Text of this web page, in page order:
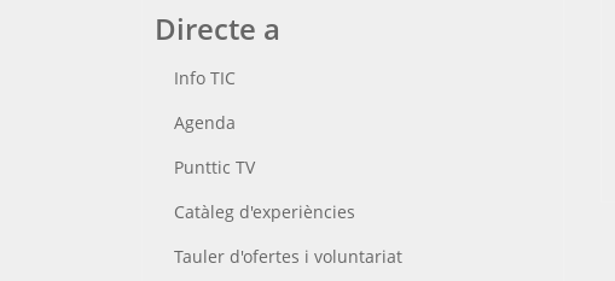
Directe a
Info TIC
Agenda
Punttic TV
Catàleg d'experiències
Tauler d'ofertes i voluntariat